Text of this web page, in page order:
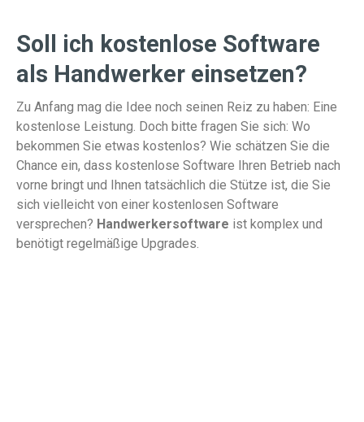
Soll ich kostenlose Software
als Handwerker einsetzen?
Zu Anfang mag die Idee noch seinen Reiz zu haben: Eine
kostenlose Leistung. Doch bitte fragen Sie sich: Wo
bekommen Sie etwas kostenlos? Wie schätzen Sie die
Chance ein, dass kostenlose Software Ihren Betrieb nach
vorne bringt und Ihnen tatsächlich die Stütze ist, die Sie
sich vielleicht von einer kostenlosen Software
versprechen? Handwerkersoftware ist komplex und
benötigt regelmäßige Upgrades.